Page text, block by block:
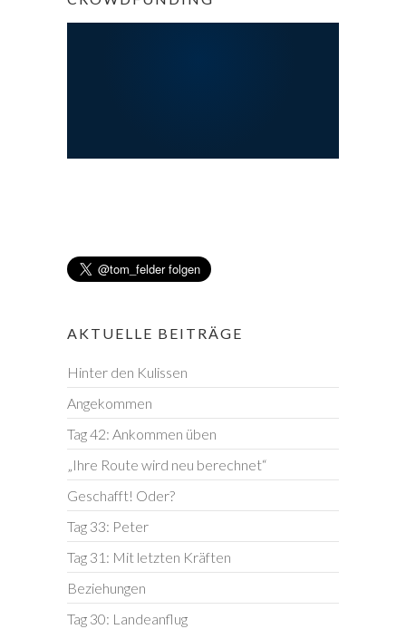
AKTUELLE BEITRÄGE
Hinter den Kulissen
Angekommen
Tag 42: Ankommen üben
„Ihre Route wird neu berechnet“
Geschafft! Oder?
Tag 33: Peter
Tag 31: Mit letzten Kräften
Beziehungen
Tag 30: Landeanflug